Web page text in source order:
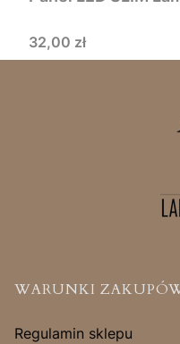
Cena
32,00 zł
Linki w stopce
WARUNKI
Regulamin sklepu